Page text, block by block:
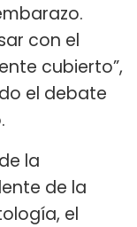
con el
cubierto”,
el debate
la
de la
el